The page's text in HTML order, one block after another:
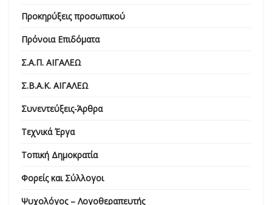
Προκηρύξεις προσωπικού
Πρόνοια Επιδόματα
Σ.Α.Π. ΑΙΓΑΛΕΩ
Σ.Β.Α.Κ. ΑΙΓΑΛΕΩ
Συνεντεύξεις-Άρθρα
Τεχνικά Έργα
Τοπική Δημοκρατία
Φορείς και Σύλλογοι
Ψυχολόγος – Λογοθεραπευτής